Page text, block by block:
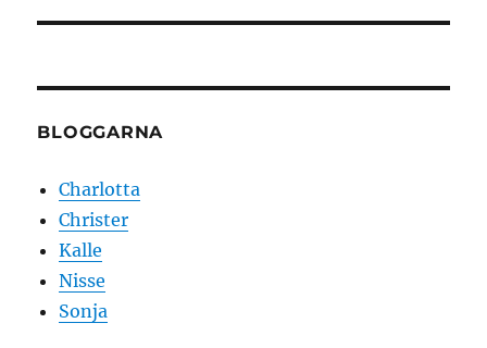
BLOGGARNA
Charlotta
Christer
Kalle
Nisse
Sonja